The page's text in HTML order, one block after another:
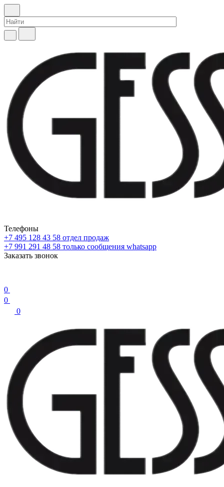
Телефоны
+7 495 128 43 58 отдел продаж
+7 991 291 48 58 только сообщения whatsapp
Заказать звонок
0
0
0